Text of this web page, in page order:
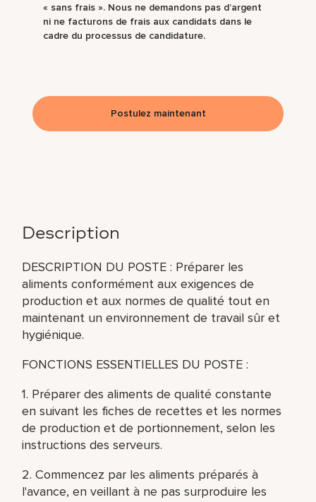
Description
DESCRIPTION DU POSTE : Préparer les
aliments conformément aux exigences de
production et aux normes de qualité tout en
maintenant un environnement de travail sûr et
hygiénique.
FONCTIONS ESSENTIELLES DU POSTE :
1. Préparer des aliments de qualité constante
en suivant les fiches de recettes et les normes
de production et de portionnement, selon les
instructions des serveurs.
2. Commencez par les aliments préparés à
l'avance, en veillant à ne pas surproduire les
« sans frais ». Nous ne demandons pas d’argent
ni ne facturons de frais aux candidats dans le
cadre du processus de candidature.
Postulez maintenant